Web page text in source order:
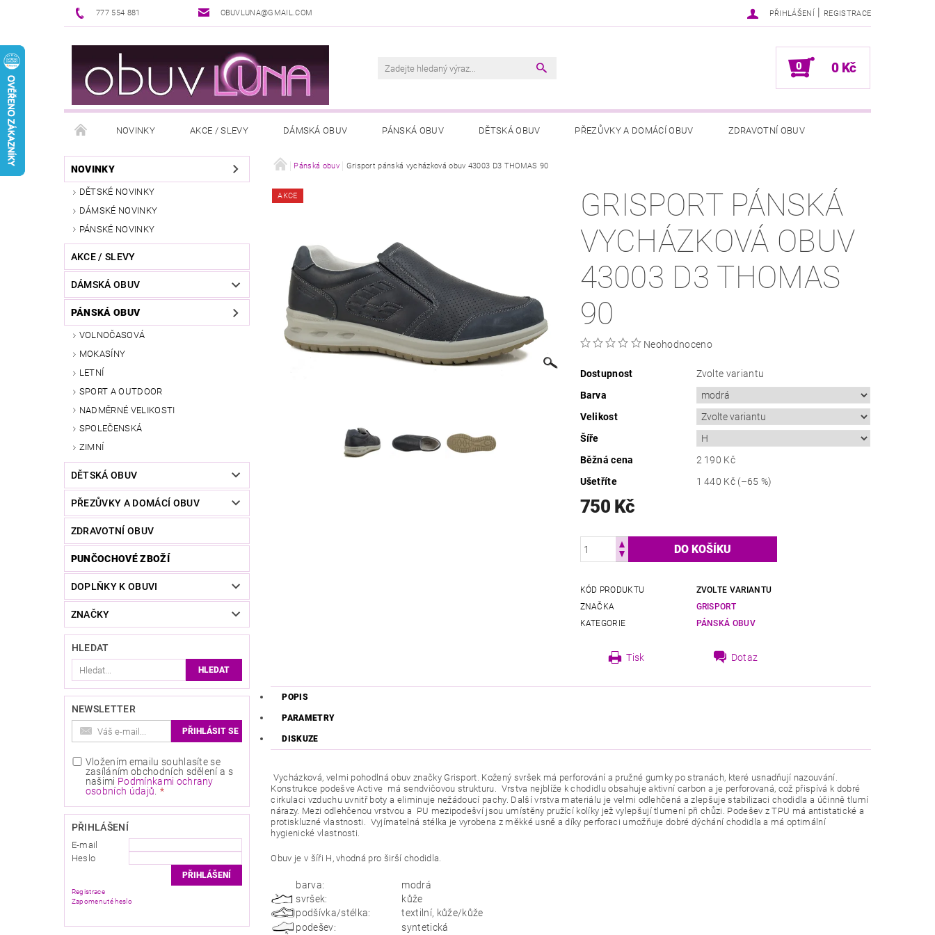
777 554 881 OBUVLUNA@GMAIL.COM PŘIHLÁŠENÍ | REGISTRACE
0 0 Kč
NOVINKY AKCE / SLEVY DÁMSKÁ OBUV PÁNSKÁ OBUV DĚTSKÁ OBUV PŘEZŮVKY A DOMÁCÍ OBUV ZDRAVOTNÍ OBUV
PUNČOCHOVÉ ZBOŽÍ DOPLŇKY K OBUVI VŠEOBECNÉ OBCHODNÍ PODMÍNKY PODMÍNKY OCHRANY OSOBNÍCH ÚDAJŮ
REKLAMAČNÍ ŘÁD OŠETŘOVÁNÍ A ÚDRŽBA
NOVINKY
DĚTSKÉ NOVINKY
DÁMSKÉ NOVINKY
PÁNSKÉ NOVINKY
AKCE / SLEVY
DÁMSKÁ OBUV
PÁNSKÁ OBUV
VOLNOČASOVÁ
MOKASÍNY
LETNÍ
SPORT A OUTDOOR
NADMĚRNÉ VELIKOSTI
SPOLEČENSKÁ
ZIMNÍ
DĚTSKÁ OBUV
PŘEZŮVKY A DOMÁCÍ OBUV
ZDRAVOTNÍ OBUV
PUNČOCHOVÉ ZBOŽÍ
DOPLŇKY K OBUVI
ZNAČKY
HLEDAT
NEWSLETTER
Vložením emailu souhlasíte se
zasíláním obchodních sdělení a s
našimi Podmínkami ochrany
osobních údajů
PŘIHLÁŠENÍ
E-mail
Heslo
Registrace
Zapomenuté heslo
Pánská obuv Grisport pánská vycházková obuv 43003 D3 THOMAS 90
AKCE
GRISPORT PÁNSKÁ
VYCHÁZKOVÁ OBUV
43003 D3 THOMAS
90
Neohodnoceno
Dostupnost
Zvolte variantu
Barva
Velikost
Šíře
Běžná cena
2 190 Kč
Ušetříte
1 440 Kč (–65 %)
750 Kč
KÓD PRODUKTU
ZVOLTE VARIANTU
ZNAČKA
GRISPORT
KATEGORIE
PÁNSKÁ OBUV
Tisk Dotaz
POPIS
PARAMETRY
DISKUZE
Vycházková, velmi pohodlná obuv značky Grisport. Kožený svršek má perforování a pružné gumky po stranách, které usnadňují nazouvání.
Konstrukce podešve Active má sendvičovou strukturu. Vrstva nejblíže k chodidlu obsahuje aktivní carbon a je perforovaná, což přispívá k dobré
cirkulaci vzduchu uvnitř boty a eliminuje nežádoucí pachy. Další vrstva materiálu je velmi odlehčená a zlepšuje stabilizaci chodidla a účinně tlumí
nárazy. Mezi odlehčenou vrstvou a PU mezipodešví jsou umístěny pružící kolíky jež vylepšují tlumení při chůzi. Podešev z TPU má antistatické a
protiskluzné vlastnosti. Vyjímatelná stélka je vyrobena z měkké usně a díky perforaci umožňuje dobré dýchání chodidla a má optimální
hygienické vlastnosti.
Obuv je v šíři H, vhodná pro širší chodidla.
barva:
modrá
svršek:
kůže
podšívka/stélka:
textilní, kůže/kůže
podešev:
syntetická